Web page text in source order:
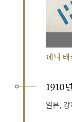
데니 태
1910년
일본, 강